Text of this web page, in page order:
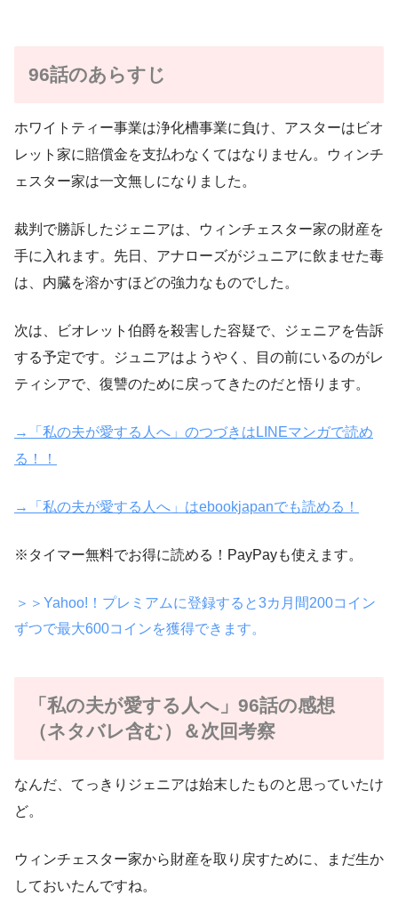
96話のあらすじ
ホワイトティー事業は浄化槽事業に負け、アスターはビオ
レット家に賠償金を支払わなくてはなりません。ウィンチ
ェスター家は一文無しになりました。
裁判で勝訴したジェニアは、ウィンチェスター家の財産を
手に入れます。先日、アナローズがジュニアに飲ませた毒
は、内臓を溶かすほどの強力なものでした。
次は、ビオレット伯爵を殺害した容疑で、ジェニアを告訴
する予定です。ジュニアはようやく、目の前にいるのがレ
ティシアで、復讐のために戻ってきたのだと悟ります。
→「私の夫が愛する人へ」のつづきはLINEマンガで読め
る！！
→「私の夫が愛する人へ」 はebookjapanでも読める！
※タイマー無料でお得に読める！PayPayも使えます。
＞＞Yahoo!！プレミアムに登録すると3カ月間200コイン
ずつで最大600コインを獲得できます。
「私の夫が愛する人へ」96話の感想
（ネタバレ含む）＆次回考察
なんだ、てっきりジェニアは始末したものと思っていたけ
ど。
ウィンチェスター家から財産を取り戻すために、まだ生か
しておいたんですね。